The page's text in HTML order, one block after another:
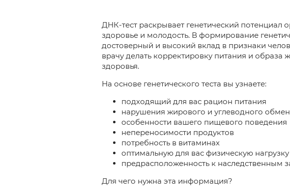
ДНК-тест раскрывает генетический потенциал
здоровье и молодость. В формирование
достоверный и высокий вклад в признаки
врачу делать корректировку питания и
здоровья.
На основе генетического теста вы узнаете:
подходящий для вас рацион питания
нарушения жирового и углеводного
особенности вашего пищевого поведения
непереносимости продуктов
потребность в витаминах
оптимальную для вас физическую нагрузку
предрасположенность к наследственным
Для чего нужна эта информация?